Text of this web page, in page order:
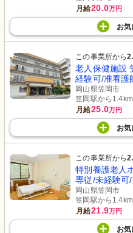
月給20.0万円
お気
この事業所から
老人保健施設
経験可/准看護
岡山県笠岡市
笠岡駅から1.4km
月給25.0万円
お気
この事業所から
特別養護老人
専従/未経験可
岡山県笠岡市
笠岡駅から1.4km
月給21.9万円
お気